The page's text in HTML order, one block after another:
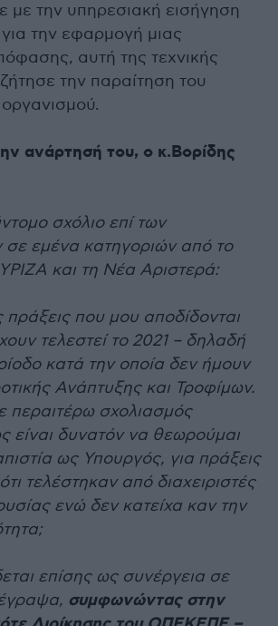
με την υπηρεσιακή εισήγηση
την εφαρμογή μιας
αυτή της τεχνικής
την παραίτηση του
ανάρτησή του, ο κ.Βορίδης
σχόλιο επί των
σε εμένα κατηγοριών από το
και τη Νέα Αριστερά:
που μου αποδίδονται
τελεστεί το 2021 – δηλαδή
κατά την οποία δεν ήμουν
Ανάπτυξης και Τροφίμων.
περαιτέρω σχολιασμός
είναι δυνατόν να θεωρούμαι
ως Υπουργός, για πράξεις
τελέστηκαν από διαχειριστές
ενώ δεν κατείχα καν την
επίσης ως συνέργεια σε
συμφωνώντας στην